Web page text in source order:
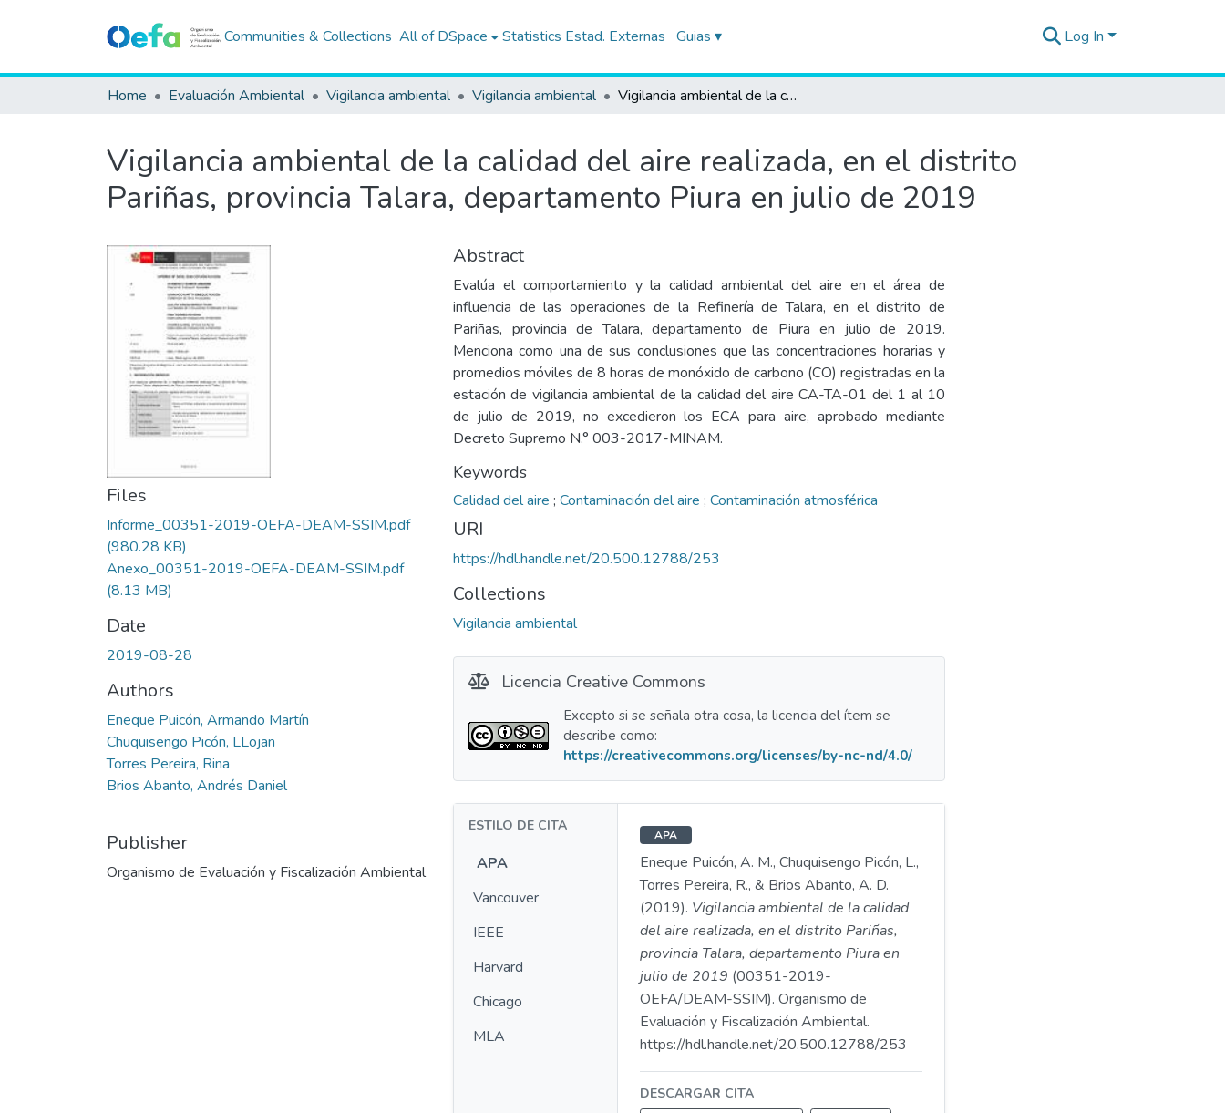
Communities & Collections All of DSpace Statistics Estad. Externas Guias ▾ Log In
Home Evaluación Ambiental Vigilancia ambiental Vigilancia ambiental Vigilancia ambiental de la calidad del aire realizada, en el distrito Pariñas, provincia Talara, departamento Piura en julio de 2019
Vigilancia ambiental de la calidad del aire realizada, en el distrito
Pariñas, provincia Talara, departamento Piura en julio de 2019
Files
Informe_00351-2019-OEFA-DEAM-SSIM.pdf
(980.28 KB)
Anexo_00351-2019-OEFA-DEAM-SSIM.pdf
(8.13 MB)
Date
2019-08-28
Authors
Eneque Puicón, Armando Martín
Chuquisengo Picón, LLojan
Torres Pereira, Rina
Brios Abanto, Andrés Daniel
Publisher
Organismo de Evaluación y Fiscalización Ambiental
Abstract
Evalúa el comportamiento y la calidad ambiental del aire en el área de
influencia de las operaciones de la Refinería de Talara, en el distrito de
Pariñas, provincia de Talara, departamento de Piura en julio de 2019.
Menciona como una de sus conclusiones que las concentraciones horarias y
promedios móviles de 8 horas de monóxido de carbono (CO) registradas en la
estación de vigilancia ambiental de la calidad del aire CA-TA-01 del 1 al 10
de julio de 2019, no excedieron los ECA para aire, aprobado mediante
Decreto Supremo N.° 003-2017-MINAM.
Keywords
Calidad del aire ; Contaminación del aire ; Contaminación atmosférica
URI
https://hdl.handle.net/20.500.12788/253
Collections
Vigilancia ambiental
Licencia Creative Commons
Excepto si se señala otra cosa, la licencia del ítem se
describe como:
https://creativecommons.org/licenses/by-nc-nd/4.0/
ESTILO DE CITA
APA
Vancouver
IEEE
Harvard
Chicago
MLA
APA
Eneque Puicón, A. M., Chuquisengo Picón, L.,
Torres Pereira, R., & Brios Abanto, A. D.
(2019). Vigilancia ambiental de la calidad
del aire realizada, en el distrito Pariñas,
provincia Talara, departamento Piura en
julio de 2019 (00351-2019-
OEFA/DEAM-SSIM). Organismo de
Evaluación y Fiscalización Ambiental.
https://hdl.handle.net/20.500.12788/253
DESCARGAR CITA